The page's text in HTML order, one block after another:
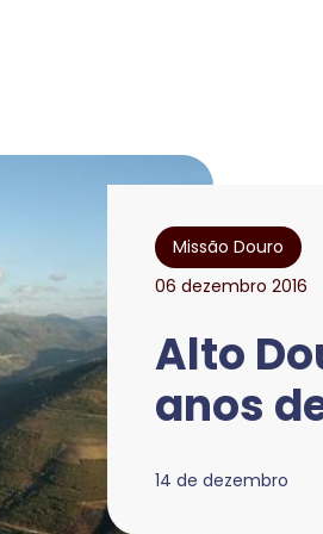
e
Missão Douro
06 dezembro 2016
Alto
anos
14 de dezembro